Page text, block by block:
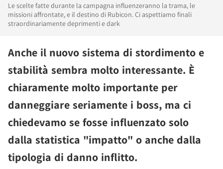
Le scelte fatte durante la campagna influenzeranno la trama, le
missioni affrontate, e il destino di Rubicon. Ci aspettiamo finali
straordinariamente deprimenti e dark
Anche il nuovo sistema di stordimento e
stabilità sembra molto interessante. È
chiaramente molto importante per
danneggiare seriamente i boss, ma ci
chiedevamo se fosse influenzato solo
dalla statistica "impatto" o anche dalla
tipologia di danno inflitto.